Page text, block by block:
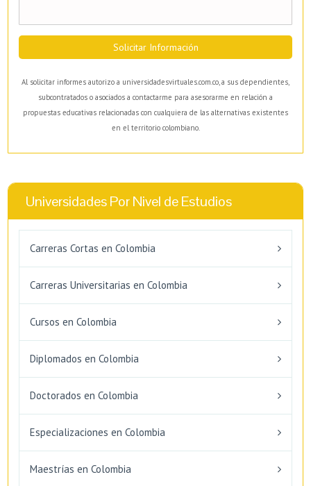
Solicitar Información
Al solicitar informes autorizo a universidadesvirtuales.com.co, a sus dependientes,
subcontratados o asociados a contactarme para asesorarme en relación a
propuestas educativas relacionadas con cualquiera de las alternativas existentes
en el territorio colombiano.
Universidades Por Nivel de Estudios
Carreras Cortas en Colombia
Carreras Universitarias en Colombia
Cursos en Colombia
Diplomados en Colombia
Doctorados en Colombia
Especializaciones en Colombia
Maestrías en Colombia